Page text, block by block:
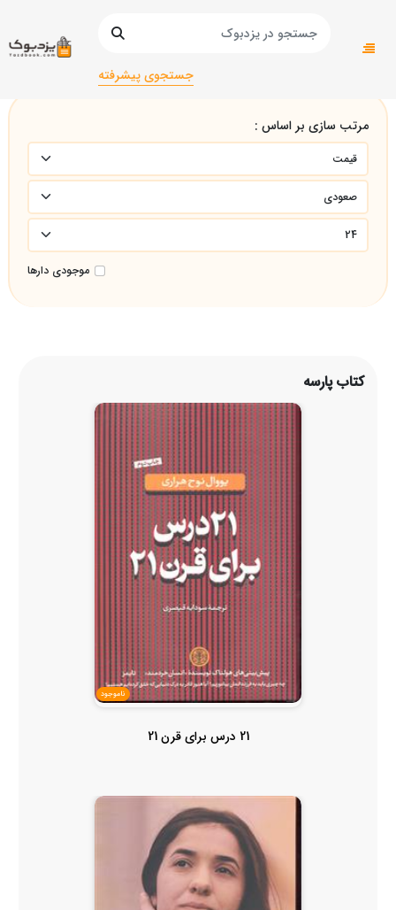
جستجوی پیشرفته
صفحه اصلی
مرتب سازی بر اساس :
موجودی دارها
کتاب پارسه
ناموجود
21 درس برای قرن 21